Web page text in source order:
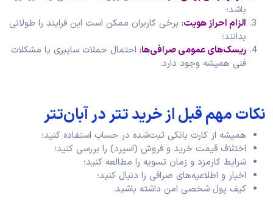
باشد؛
الزام احراز هویت: برخی کاربران ممکن است این فرایند را طولانی
بدانند؛
ریسک‌های عمومی صرافی‌ها: احتمال حملات سایبری یا مشکلات
فنی همیشه وجود دارد.
نکات مهم قبل از خرید تتر در آبان‌تتر
همیشه از کارت بانکی ثبت‌شده در حساب استفاده کنید؛
اختلاف قیمت خرید و فروش (اسپرد) را بررسی کنید؛
شرایط کارمزد و زمان تسویه را مطالعه کنید؛
اخبار و اطلاعیه‌های صرافی را دنبال کنید؛
کیف پول شخصی امن داشته باشید.